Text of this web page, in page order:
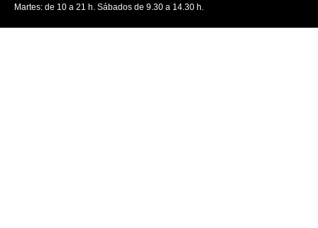
Martes: de 10 a 21 h. Sábados de 9.30 a 14.30 h.